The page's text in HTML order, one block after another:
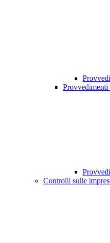
Controlli sulle